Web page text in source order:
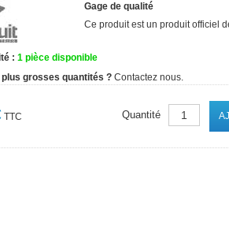
Gage de qualité
Ce produit est un produit officiel
: 1 pièce disponible
plus grosses quantités ? Contactez nous.
TTC Quantité